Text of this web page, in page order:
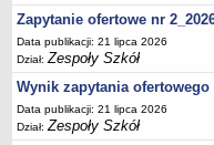
Zapytanie ofertowe nr
Data publikacji: 21 lipca 2026
Dział:Zespoły Szkół
Wynik zapytania ofertowego
Data publikacji: 21 lipca 2026
Dział:Zespoły Szkół